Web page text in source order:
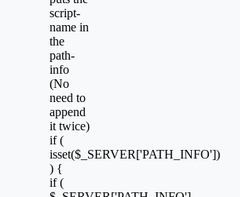
script-
name in
the
path-
info
(No
need to
append
it twice)
if (
isset($_SERVER['PATH_INFO'])
) {
if (